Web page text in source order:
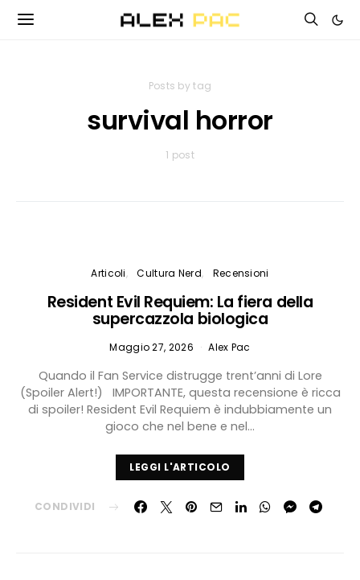
Posts by tag
survival horror
1 post
Articoli Cultura Nerd Recensioni
Resident Evil Requiem: La fiera della
supercazzola biologica
Maggio 27, 2026 Alex Pac
Quando il Fan Service distrugge trent’anni di Lore
(Spoiler Alert!) IMPORTANTE, questa recensione è ricca
di spoiler! Resident Evil Requiem è indubbiamente un
gioco che nel bene e nel…
LEGGI L'ARTICOLO
CONDIVIDI